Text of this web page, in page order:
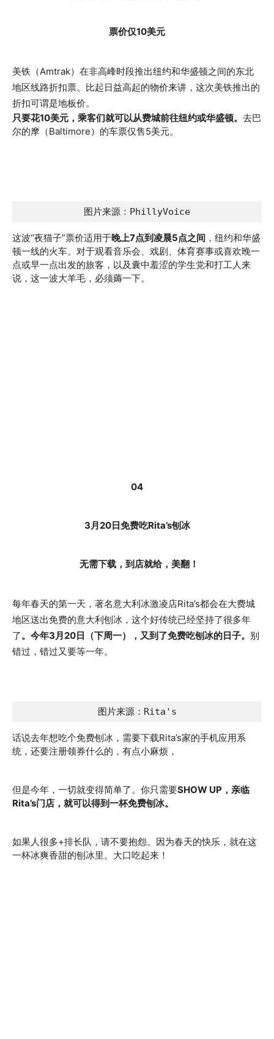
票价仅10美元
美铁（Amtrak）在非高峰时段推出纽约和华盛顿之间的东北
地区线路折扣票。比起日益高起的物价来讲，这次美铁推出的
折扣可谓是地板价。
只要花10美元，乘客们就可以从费城前往纽约或华盛顿。 去巴
尔的摩（Baltimore）的车票仅售5美元。
图片来源：PhillyVoice
这波“夜猫子”票价适用于晚上7点到凌晨5点之间 ，纽约和华盛
顿一线的火车。对于观看音乐会、戏剧、体育赛事或喜欢晚一
点或早一点出发的旅客，以及囊中羞涩的学生党和打工人来
说，这一波大羊毛，必须薅一下。
04
3月20日免费吃Rita’s刨冰
无需下载，到店就给，美翻！
每年春天的第一天，著名意大利冰激凌店Rita’s都会在大费城
地区送出免费的意大利刨冰，这个好传统已经坚持了很多年
了。今年3月20日（下周一），又到了免费吃刨冰的日子。 别
错过，错过又要等一年。
图片来源：Rita's
话说去年想吃个免费刨冰，需要下载Rita’s家的手机应用系
统，还要注册领券什么的，有点小麻烦，
但是今年，一切就变得简单了。你只需要SHOW UP，亲临
Rita’s门店，就可以得到一杯免费刨冰。
如果人很多+排长队，请不要抱怨。因为春天的快乐，就在这
一杯冰爽香甜的刨冰里。大口吃起来！